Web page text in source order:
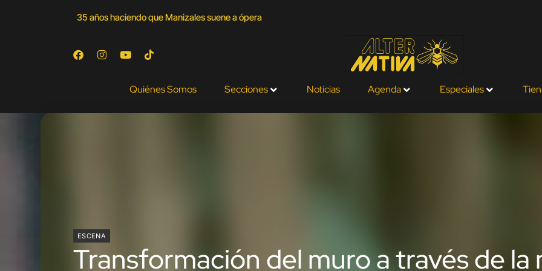
35 años haciendo que Manizales suene a ópera
Quiénes Somos Secciones Noticias Agenda Especiales
ESCENA
Transformación del muro a través de la